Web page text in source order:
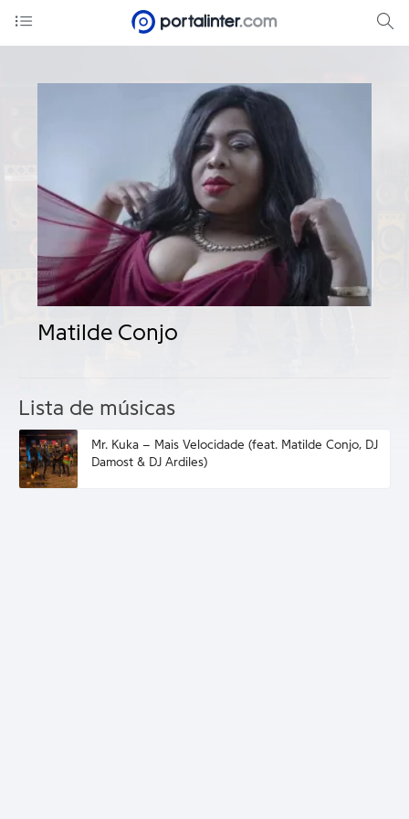
Matilde Conjo
Lista de músicas
Mr. Kuka – Mais Velocidade (feat. Matilde Conjo, DJ
Damost & DJ Ardiles)